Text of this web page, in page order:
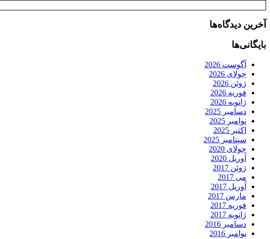
آخرین دیدگاه‌ها
بایگانی‌ها
آگوست 2026
جولای 2026
ژوئن 2026
فوریه 2026
ژانویه 2026
دسامبر 2025
نوامبر 2025
اکتبر 2025
سپتامبر 2025
جولای 2020
آوریل 2020
ژوئن 2017
می 2017
آوریل 2017
مارس 2017
فوریه 2017
ژانویه 2017
دسامبر 2016
نوامبر 2016